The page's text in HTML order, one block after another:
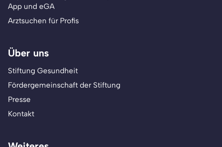
App und eGA
Arztsuchen für Profis
Über uns
Stiftung Gesundheit
Fördergemeinschaft der Stiftung
Presse
Kontakt